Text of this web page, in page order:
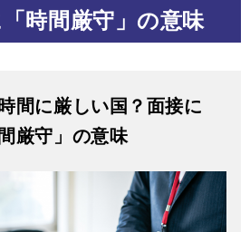
時間厳守」の意味
間に厳しい国？面接に
厳守」の意味